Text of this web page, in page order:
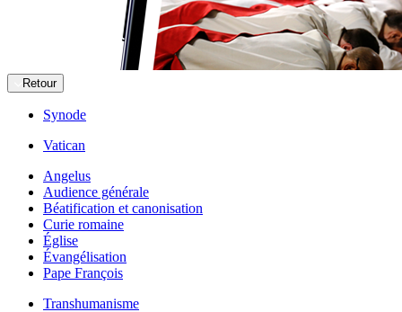
Retour
Synode
Vatican
Angelus
Audience générale
Béatification et canonisation
Curie romaine
Église
Évangélisation
Pape François
Transhumanisme